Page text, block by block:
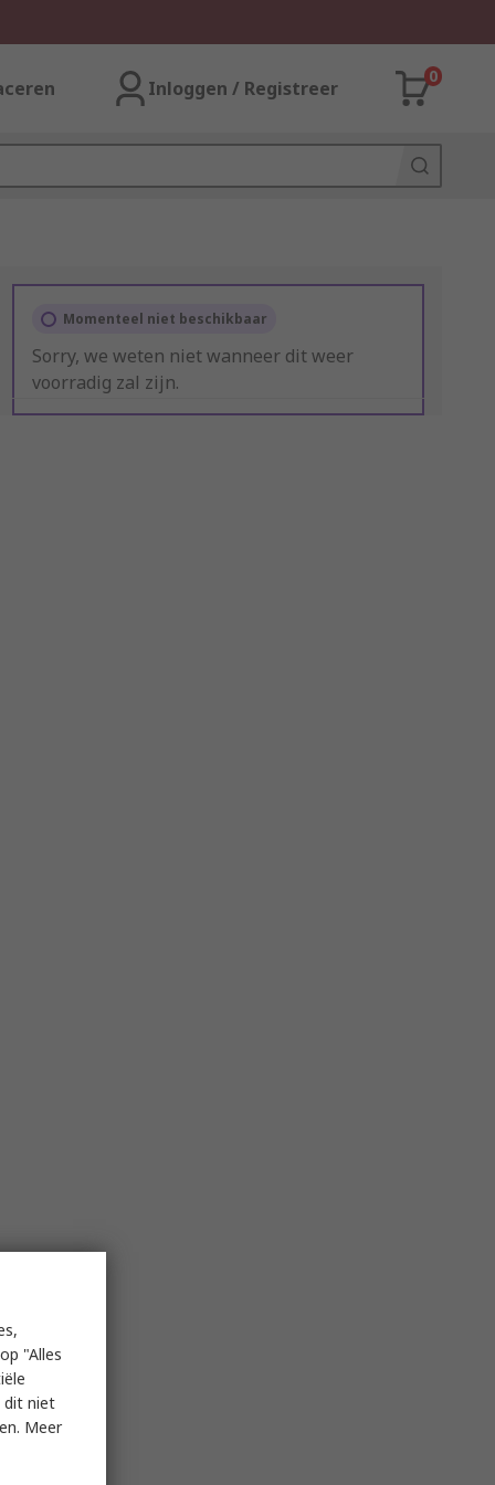
Inloggen / Registreer
0
Momenteel niet beschikbaar
Sorry, we weten niet wanneer dit weer
voorradig zal zijn.
"Alles
dit niet
Meer